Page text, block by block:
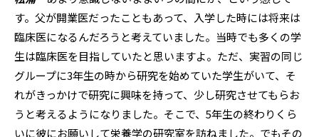
す。父が開業医だったこともあって、入学した時には将来は
臨床医になるんだろうと考えていました。当時でも多くの学
生は臨床医を目指していたと思いますよ。ただ、実習の同じ
グループに3年生の時から研究を始めていた学生がいて、そ
れがきっかけで研究に興味を持って、少し研究させてもらお
うと考えるようになりました。そこで、5年生の終わりくら
いに彼にお願いして栄養学の研究室を訪ねました。でもその